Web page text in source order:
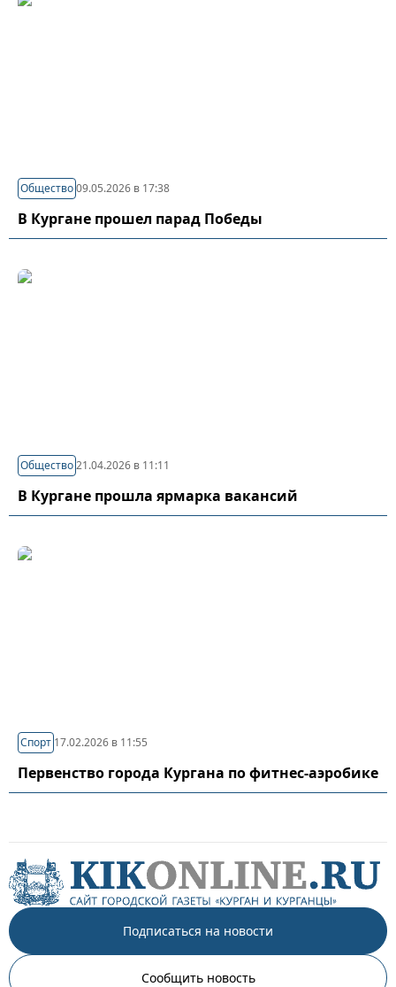
Общество09.05.2026 в 17:38
В Кургане прошел парад Победы
Общество21.04.2026 в 11:11
В Кургане прошла ярмарка вакансий
Спорт 17.02.2026 в 11:55
Первенство города Кургана по фитнес-аэробике
Подписаться на новости
Сообщить новость